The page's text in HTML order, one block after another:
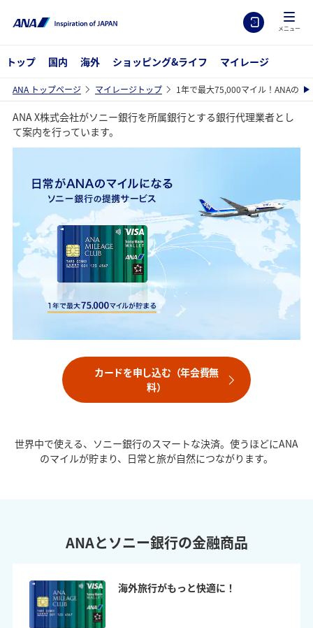
メニュー
トップ 国内 海外 ショッピング&ライフ マイレージ
ANA トップページ マイレージトップ 1年で最大75,000マイル！ANAのマ
ANA X株式会社がソニー銀行を所属銀行とする銀行代理業者とし
て案内を行っています。
カードを申し込む（年会費無
料）
世界中で使える、ソニー銀行のスマートな決済。使うほどにANA
のマイルが貯まり、日常と旅が自然につながります。
ANAとソニー銀行の金融商品
海外旅行がもっと快適に！